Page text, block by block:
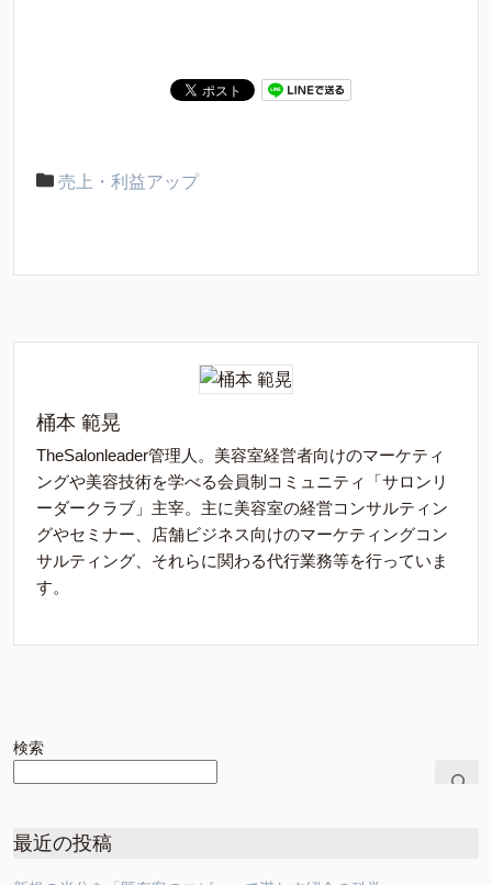
売上・利益アップ
桶本 範晃
TheSalonleader管理人。美容室経営者向けのマーケティ
ングや美容技術を学べる会員制コミュニティ「サロンリ
ーダークラブ」主宰。主に美容室の経営コンサルティン
グやセミナー、店舗ビジネス向けのマーケティングコン
サルティング、それらに関わる代行業務等を行っていま
す。
検索
最近の投稿